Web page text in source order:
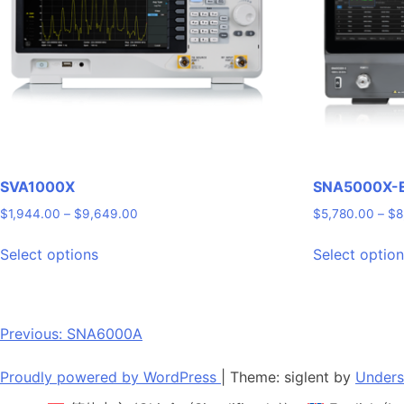
SVA1000X
$1,944.00 – $9,649.00
Select optionsproduct
variants.
options
SNA5000X-
$5,780.00 – $
Select
Post
navigation
Previous: SNA6000A
Proudly powered by WordPress Theme: siglent by